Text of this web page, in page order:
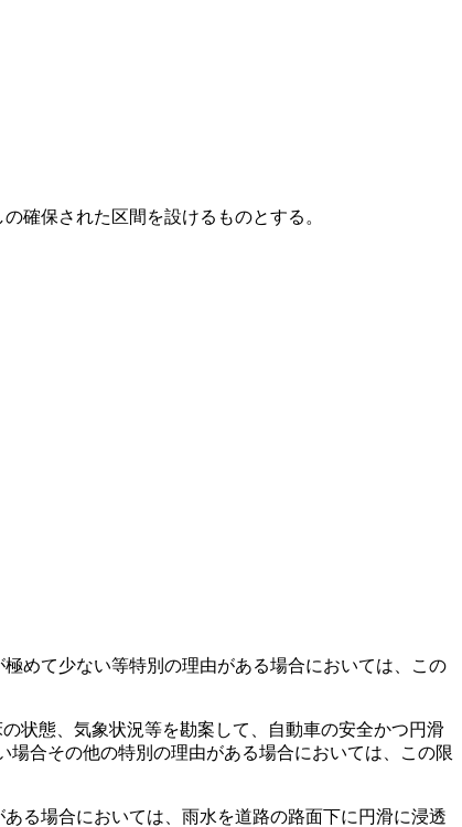
確保された区間を設けるものとする。
極めて少ない等特別の理由がある場合においては、この
状態、気象状況等を勘案して、自動車の安全かつ円滑
場合その他の特別の理由がある場合においては、この限
る場合においては、雨水を道路の路面下に円滑に浸透